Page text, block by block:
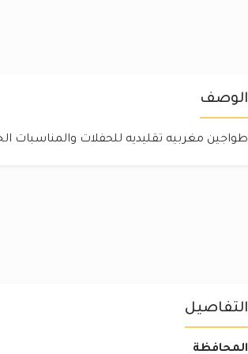
الوصف
طواجين مغربيه تقليديه للحفلات والمناسبات
التفاصيل
المحافظة